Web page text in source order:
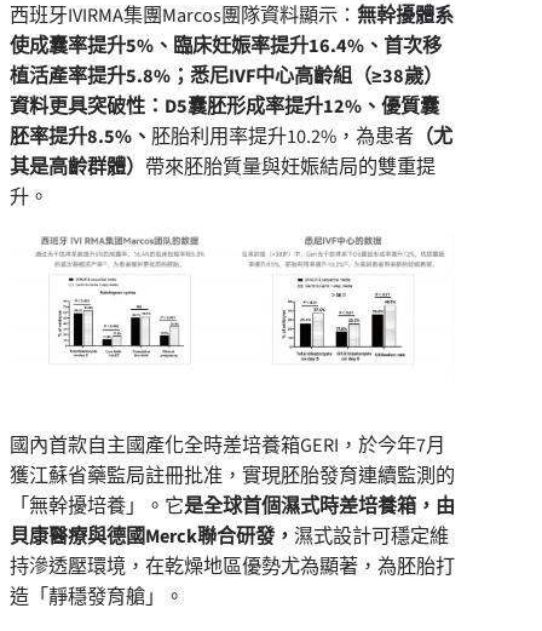
西班牙IVIRMA集團Marcos團隊資料顯示： 無幹擾體系
使成囊率提升5% 、臨床妊娠率提升16.4% 、首次移
植活產率提升5.8% ；悉尼IVF中心高齡組（≥38歲）
資料更具突破性：D5囊胚形成率提升12% 、優質囊
胚率提升8.5% 、 胚胎利用率提升10.2%，為患者 （尤
其是高齡群體） 帶來胚胎質量與妊娠結局的雙重提
升。
國內首款自主國產化全時差培養箱GERI，於今年7月
獲江蘇省藥監局註冊批准，實現胚胎發育連續監測的
「無幹擾培養」。它是全球首個濕式時差培養箱，由
貝康醫療與德國Merck聯合研發， 濕式設計可穩定維
持滲透壓環境，在乾燥地區優勢尤為顯著，為胚胎打
造「靜穩發育艙」。